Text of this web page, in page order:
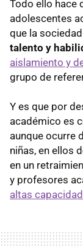
Todo ello hace
adolescentes
que la
talento y
aislamiento y
grupo de
Y es que por
académico es
aunque ocurre
niñas, en ellos
en un
y profesores
altas